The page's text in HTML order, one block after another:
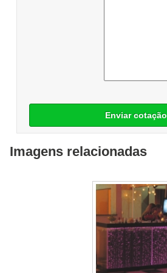
Enviar cotação
Imagens relacionadas